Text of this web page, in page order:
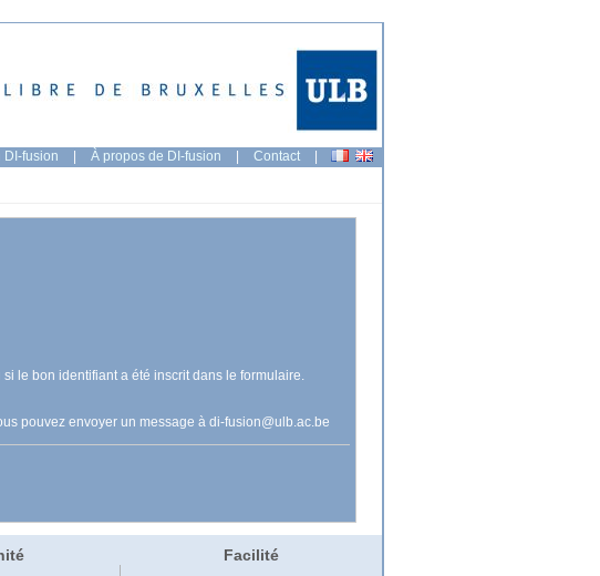
DI-fusion | À propos de DI-fusion | Contact |
le bon identifiant a été inscrit dans le formulaire.
pouvez envoyer un message à di-fusion@ulb.ac.be
Facilité